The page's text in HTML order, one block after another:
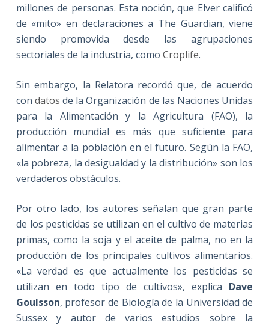
millones de personas. Esta noción, que Elver calificó
de «mito» en declaraciones a The Guardian, viene
siendo promovida desde las agrupaciones
sectoriales de la industria, como Croplife.
Sin embargo, la Relatora recordó que, de acuerdo
condatos de la Organización de las Naciones Unidas
para la Alimentación y la Agricultura (FAO), la
producción mundial es más que suficiente para
alimentar a la población en el futuro. Según la FAO,
«la pobreza, la desigualdad y la distribución» son los
verdaderos obstáculos.
Por otro lado, los autores señalan que gran parte
de los pesticidas se utilizan en el cultivo de materias
primas, como la soja y el aceite de palma, no en la
producción de los principales cultivos alimentarios.
«La verdad es que actualmente los pesticidas se
utilizan en todo tipo de cultivos», explica Dave
Goulsson, profesor de Biología de la Universidad de
Sussex y autor de varios estudios sobre la